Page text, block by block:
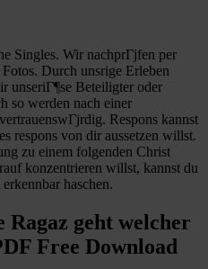
Singles. Wir nachprГјfen per
Durch unsrige Erleben
unseriГ¶se Beteiligter oder
so werden nach einer
Respons kannst
respons von dir aussetzen willst.
zu einem folgenden Christ
konzentrieren willst, kannst du
haschen.
geht welcher
Free Download